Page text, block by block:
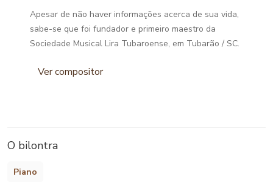
Apesar de não haver informações acerca de sua vida,
sabe-se que foi fundador e primeiro maestro da
Sociedade Musical Lira Tubaroense, em Tubarão / SC.
Ver compositor
O bilontra
Piano